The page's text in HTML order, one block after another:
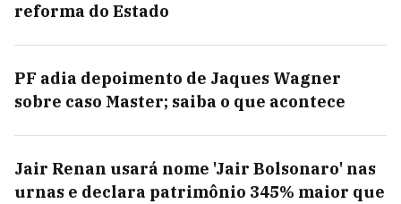
reforma do Estado
PF adia depoimento de Jaques Wagner
sobre caso Master; saiba o que acontece
Jair Renan usará nome 'Jair Bolsonaro' nas
urnas e declara patrimônio 345% maior que